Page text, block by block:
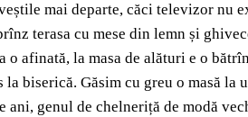
mai departe, căci televizor
terasa cu mese din lemn și
o afinată, la masa de alături e o
biserică. Găsim cu greu o masă la
ani, genul de chelneriță de modă